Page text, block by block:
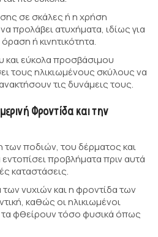
σε σκάλες ή η χρήση
προλάβει ατυχήματα, ιδίως για
ή κινητικότητα.
και εύκολα προσβάσιμου
τους ηλικιωμένους σκύλους να
τις δυνάμεις τους.
Φροντίδα και την
των ποδιών, του δέρματος και
προβλήματα πριν αυτά
καταστάσεις.
νυχιών και η φροντίδα των
καθώς οι ηλικιωμένοι
τα φθείρουν τόσο φυσικά όπως